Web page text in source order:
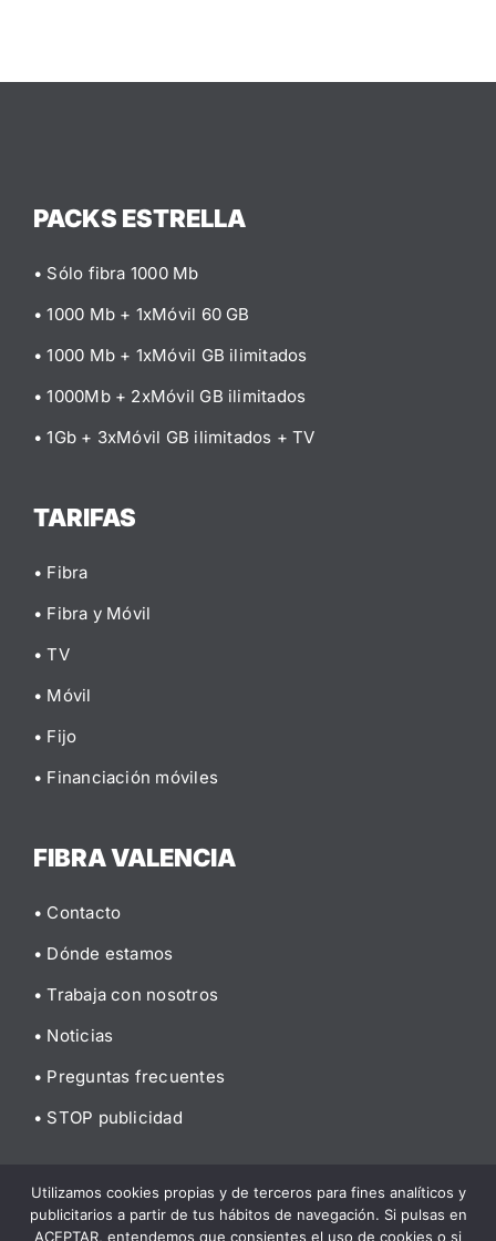
PACKS ESTRELLA
• Sólo fibra 1000 Mb
• 1000 Mb + 1xMóvil 60 GB
• 1000 Mb + 1xMóvil GB ilimitados
• 1000Mb + 2xMóvil GB ilimitados
• 1Gb + 3xMóvil GB ilimitados + TV
TARIFAS
• Fibra
• Fibra y Móvil
• TV
• Móvil
• Fijo
• Financiación móviles
FIBRA VALENCIA
• Contacto
• Dónde estamos
• Trabaja con nosotros
• Noticias
• Preguntas frecuentes
• STOP publicidad
© 2026 Fibra Valencia | Aviso legal | Política de privacidad
Utilizamos cookies propias y de terceros para fines analíticos y
publicitarios a partir de tus hábitos de navegación. Si pulsas en
ACEPTAR, entendemos que consientes el uso de cookies o si